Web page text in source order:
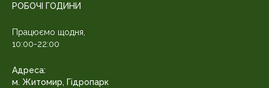
РОБОЧІ ГОДИНИ
Працюємо щодня,
10:00-22:00
Адреса:
м. Житомир, Гідропарк